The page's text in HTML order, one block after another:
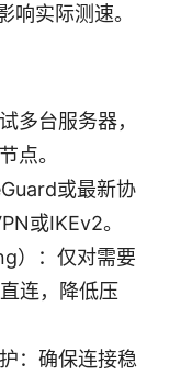
响实际测速。
多台服务器，
点。
或最新协
或IKEv2。
）：仅对需要
连，降低压
：确保连接稳